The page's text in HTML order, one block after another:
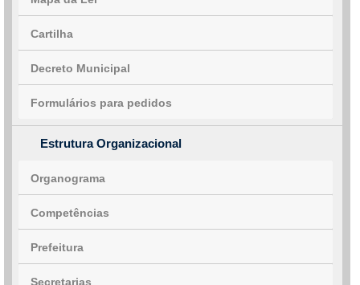
Cartilha
Decreto Municipal
Formulários para pedidos
Estrutura Organizacional
Organograma
Competências
Prefeitura
Secretarias